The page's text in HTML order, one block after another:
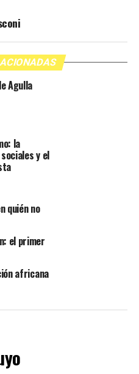
Agulla
la
y el
quién no
el primer
africana